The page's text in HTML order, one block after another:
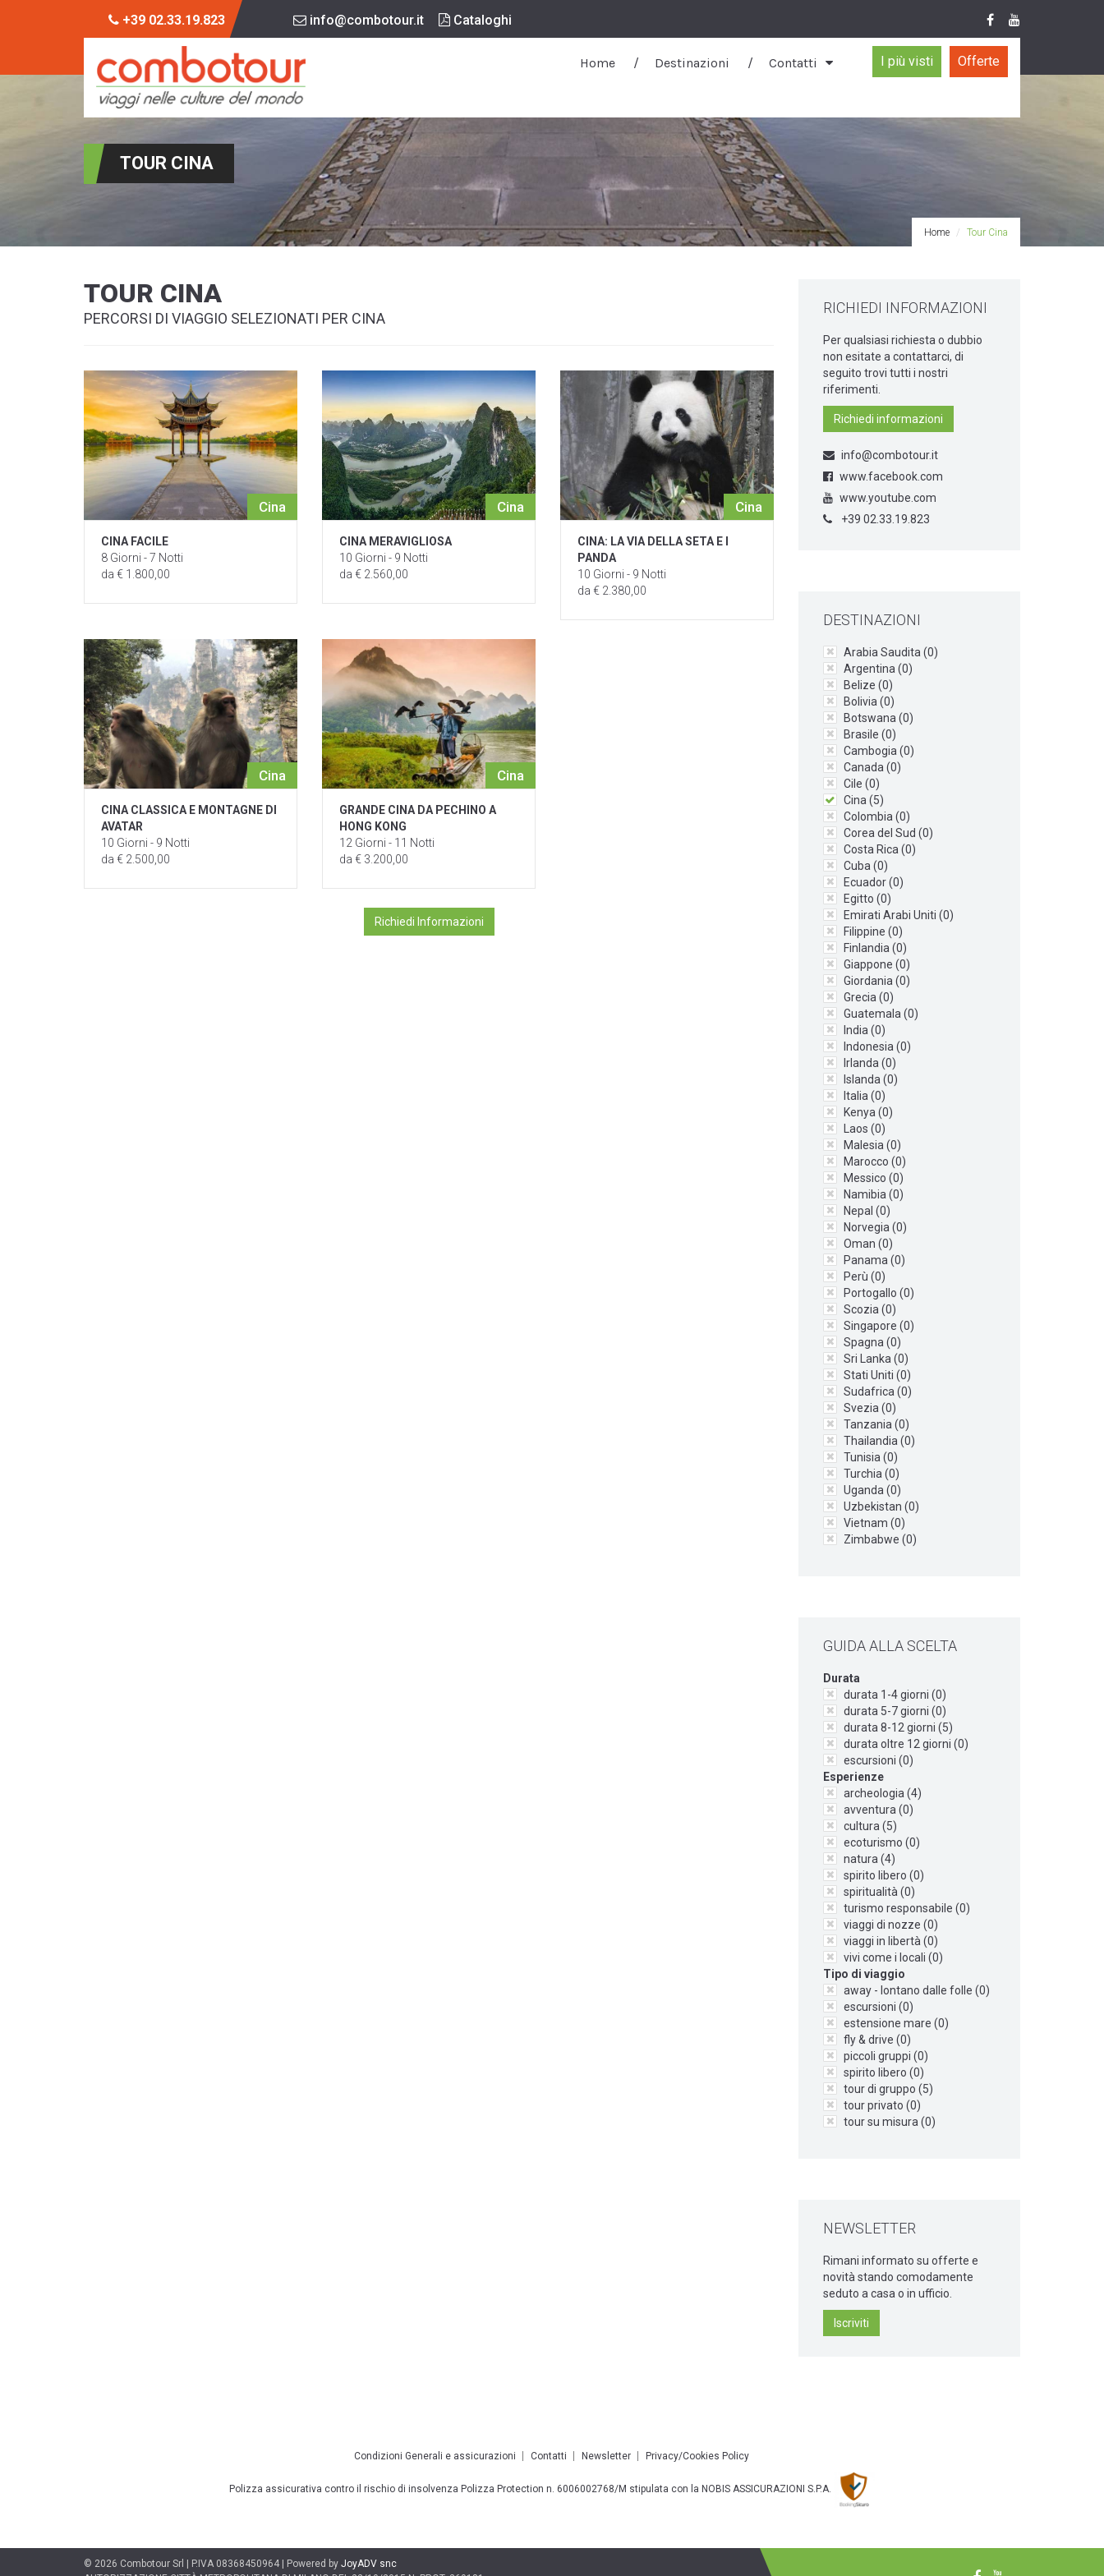
+39 02.33.19.823 info@combotour.it Cataloghi
Home Destinazioni Contatti Offerte
I più visti
TOUR CINA
Home Tour Cina
TOUR CINA
PERCORSI DI VIAGGIO SELEZIONATI PER CINA
Cina
CINA FACILE
8 Giorni - 7 Notti
da € 1.800,00
Cina
CINA MERAVIGLIOSA
10 Giorni - 9 Notti
da € 2.560,00
Cina
CINA: LA VIA DELLA SETA E I
PANDA
10 Giorni - 9 Notti
da € 2.380,00
Cina
CINA CLASSICA E MONTAGNE DI
AVATAR
10 Giorni - 9 Notti
da € 2.500,00
Cina
GRANDE CINA DA PECHINO A
HONG KONG
12 Giorni - 11 Notti
da € 3.200,00
Richiedi Informazioni
RICHIEDI INFORMAZIONI
Per qualsiasi richiesta o dubbio
non esitate a contattarci, di
seguito trovi tutti i nostri
riferimenti.
Richiedi informazioni
info@combotour.it
www.facebook.com
www.youtube.com
+39 02.33.19.823
DESTINAZIONI
Arabia Saudita (0)
Argentina (0)
Belize (0)
Bolivia (0)
Botswana (0)
Brasile (0)
Cambogia (0)
Canada (0)
Cile (0)
Cina (5)
Colombia (0)
Corea del Sud (0)
Costa Rica (0)
Cuba (0)
Ecuador (0)
Egitto (0)
Emirati Arabi Uniti (0)
Filippine (0)
Finlandia (0)
Giappone (0)
Giordania (0)
Grecia (0)
Guatemala (0)
India (0)
Indonesia (0)
Irlanda (0)
Islanda (0)
Italia (0)
Kenya (0)
Laos (0)
Malesia (0)
Marocco (0)
Messico (0)
Namibia (0)
Nepal (0)
Norvegia (0)
Oman (0)
Panama (0)
Perù (0)
Portogallo (0)
Scozia (0)
Singapore (0)
Spagna (0)
Sri Lanka (0)
Stati Uniti (0)
Sudafrica (0)
Svezia (0)
Tanzania (0)
Thailandia (0)
Tunisia (0)
Turchia (0)
Uganda (0)
Uzbekistan (0)
Vietnam (0)
Zimbabwe (0)
GUIDA ALLA SCELTA
Durata
durata 1-4 giorni (0)
durata 5-7 giorni (0)
durata 8-12 giorni (5)
durata oltre 12 giorni (0)
escursioni (0)
Esperienze
archeologia (4)
avventura (0)
cultura (5)
ecoturismo (0)
natura (4)
spirito libero (0)
spiritualità (0)
turismo responsabile (0)
viaggi di nozze (0)
viaggi in libertà (0)
vivi come i locali (0)
Tipo di viaggio
away - lontano dalle folle (0)
escursioni (0)
estensione mare (0)
fly & drive (0)
piccoli gruppi (0)
spirito libero (0)
tour di gruppo (5)
tour privato (0)
tour su misura (0)
NEWSLETTER
Rimani informato su offerte e
novità stando comodamente
seduto a casa o in ufficio.
Iscriviti
Condizioni Generali e assicurazioni Contatti Newsletter Privacy/Cookies Policy
Polizza assicurativa contro il rischio di insolvenza Polizza Protection n. 6006002768/M stipulata con la NOBIS ASSICURAZIONI S.P.A.
© 2026 Combotour Srl | P.IVA 08368450964 | Powered by JoyADV snc